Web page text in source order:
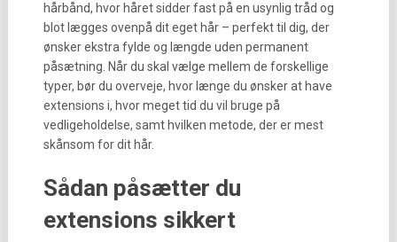
hårbånd, hvor håret sidder fast på en usynlig tråd og
blot lægges ovenpå dit eget hår – perfekt til dig, der
ønsker ekstra fylde og længde uden permanent
påsætning. Når du skal vælge mellem de forskellige
typer, bør du overveje, hvor længe du ønsker at have
extensions i, hvor meget tid du vil bruge på
vedligeholdelse, samt hvilken metode, der er mest
skånsom for dit hår.
Sådan påsætter du
extensions sikkert